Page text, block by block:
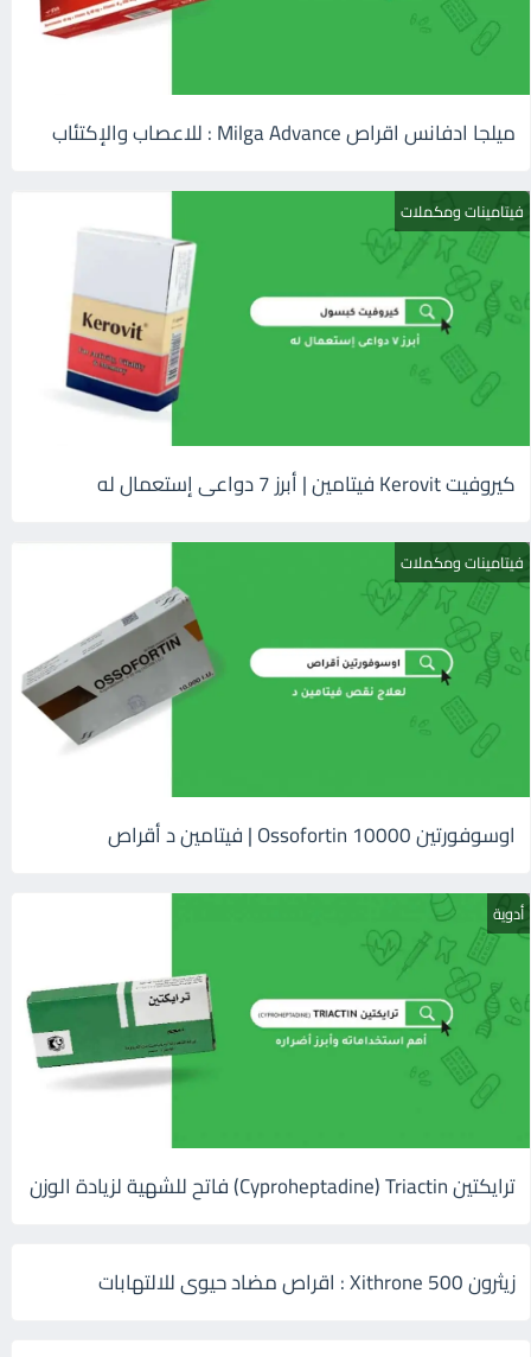
ميلجا ادفانس اقراص Milga Advance : للاعصاب والإكتئاب
فيتامينات ومكملات
كيروفيت Kerovit فيتامين | أبرز 7 دواعى إستعمال له
فيتامينات ومكملات
اوسوفورتين 10000 Ossofortin | فيتامين د أقراص
أدوية
ترايكتين Cyproheptadine) Triactin) فاتح للشهية لزيادة الوزن
زيثرون 500 Xithrone : اقراص مضاد حيوى للالتهابات